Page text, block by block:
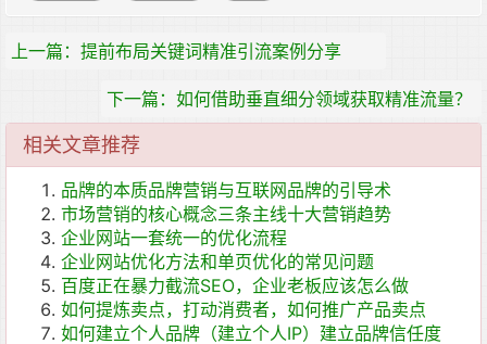
上一篇：提前布局关键词精准引流案例分享
下一篇：如何借助垂直细分领域获取精准流量？
相关文章推荐
品牌的本质品牌营销与互联网品牌的引导术
市场营销的核心概念三条主线十大营销趋势
企业网站一套统一的优化流程
企业网站优化方法和单页优化的常见问题
百度正在暴力截流SEO，企业老板应该怎么做
如何提炼卖点，打动消费者，如何推广产品卖点
如何建立个人品牌（建立个人IP）建立品牌信任度